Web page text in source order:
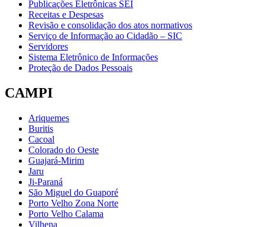
Publicações Eletrônicas SEI
Receitas e Despesas
Revisão e consolidação dos atos normativos
Serviço de Informação ao Cidadão – SIC
Servidores
Sistema Eletrônico de Informações
Proteção de Dados Pessoais
CAMPI
Ariquemes
Buritis
Cacoal
Colorado do Oeste
Guajará-Mirim
Jaru
Ji-Paraná
São Miguel do Guaporé
Porto Velho Zona Norte
Porto Velho Calama
Vilhena